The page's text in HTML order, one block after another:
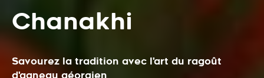
Chanakhi
Savourez la tradition avec l'art du ragoût
d'agneau géorgien